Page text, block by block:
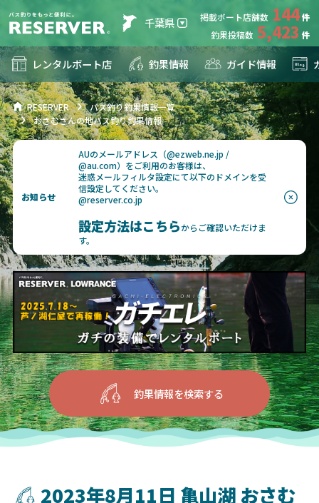
千葉県 掲載ボート店舗数 144
釣果投稿数 5,423
レンタルボート店 釣果情報 ガイド情報
RESERVER
バス釣り釣果情報一覧
おさむさんの地バス釣り釣果情報
お知らせ
AUのメールアドレス（@ezweb.ne.jp /
@au.com）をご利用のお客様は、
迷惑メールフィルタ設定にて以下のドメインを受
信設定してください。
@reserver.co.jp
設定方法はこちらからご確認いただけま
す。
釣果情報を検索する
2023年8月11日 亀山湖 おさむ